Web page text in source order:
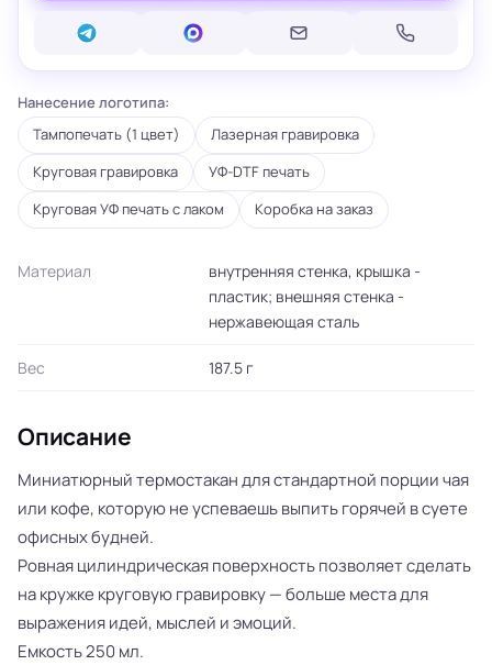
Нанесение логотипа:
Тампопечать (1 цвет)
Лазерная гравировка
Круговая гравировка
УФ-DTF печать
Круговая УФ печать с лаком
Коробка на заказ
Материал
внутренняя стенка, крышка -
пластик; внешняя стенка -
нержавеющая сталь
Вес 187.5 г
Описание
Миниатюрный термостакан для стандартной порции чая
или кофе, которую не успеваешь выпить горячей в суете
офисных будней.
Ровная цилиндрическая поверхность позволяет сделать
на кружке круговую гравировку — больше места для
выражения идей, мыслей и эмоций.
Емкость 250 мл.